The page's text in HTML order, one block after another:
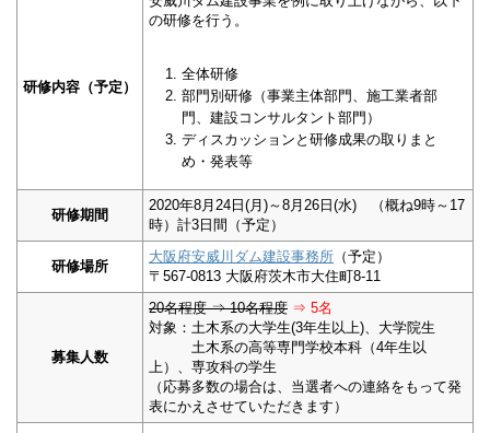
研修内容（予定）
の研修を行う。
全体研修
部門別研修（事業主体部門、施工業者部
門、建設コンサルタント部門）
ディスカッションと研修成果の取りまと
め・発表等
研修期間
2020年8月24日(月)～8月26日(水) （概ね9時～17
時）計3日間（予定）
研修場所
大阪府安威川ダム建設事務所 （予定）
〒567-0813 大阪府茨木市大住町8-11
募集人数
20名程度⇒ 10名程度 ⇒ 5名
対象：土木系の大学生(3年生以上)、大学院生
土木系の高等専門学校本科（4年生以
上）、専攻科の学生
（応募多数の場合は、当選者への連絡をもって発
表にかえさせていただきます）